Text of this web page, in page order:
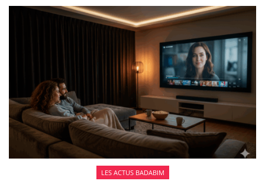
LES ACTUS BADABIM